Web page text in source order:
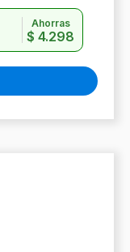
Ahorras
$ 4.298